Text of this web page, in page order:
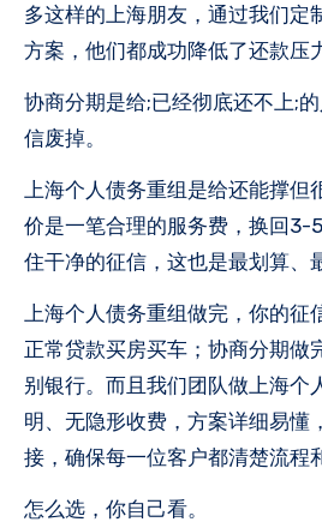
多这样的上海朋友，通过我们定
方案，他们都成功降低了还款压
协商分期是给;已经彻底还不上;
信废掉。
上海个人债务重组是给还能撑
价是一笔合理的服务费，换回3-
住干净的征信，这也是最划算、
上海个人债务重组做完，你的
正常贷款买房买车；协商分期做
别银行。而且我们团队做上海个
明、无隐形收费，方案详细易懂
接，确保每一位客户都清楚流程
怎么选，你自己看。